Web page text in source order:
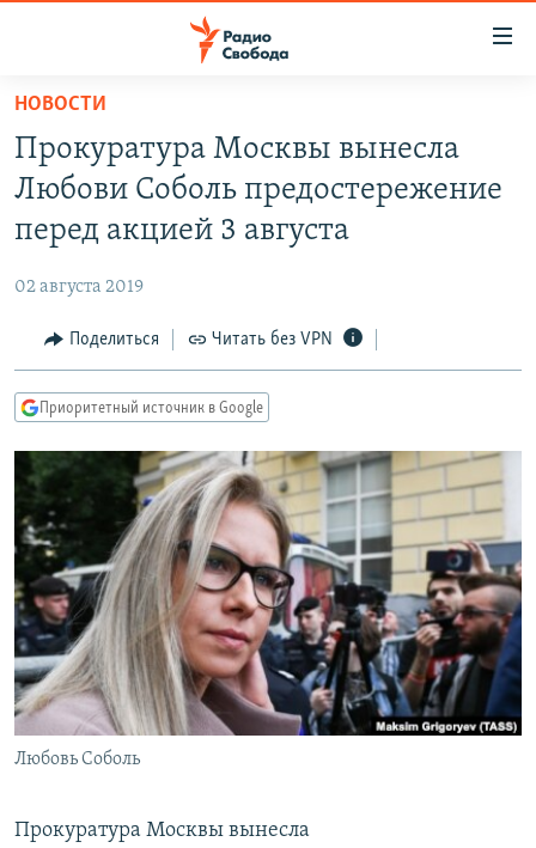
упрощенного
доступа
Вернуться
основному
Вернутся
Вернутся
поиску
ПОДКАСТЫ
АВТОРСКИЕ ПРОЕКТЫ
МНЕНИЯ
КУЛЬТУРА
КАВКАЗ.РЕАЛИИ
СЕВЕР.РЕАЛИИ
СИБИРЬ.РЕАЛИИ
РАСПИСАНИЕ ВЕЩАНИЯ
ПОДПИШИТЕСЬ НА РАССЫЛКУ
СОЦИАЛЬНЫЕ СЕТИ
Все сайты РСЕ/РС
НОВОСТИ
Прокуратура Москвы вынесла
Любови Соболь предостережение
перед акцией 3 августа
02 августа 2019
Поделиться Читать без VPN
Приоритетный источник в Google
Любовь Соболь
Прокуратура Москвы вынесла